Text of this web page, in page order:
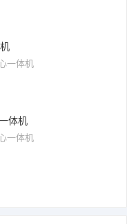
一体机
体机
一体机